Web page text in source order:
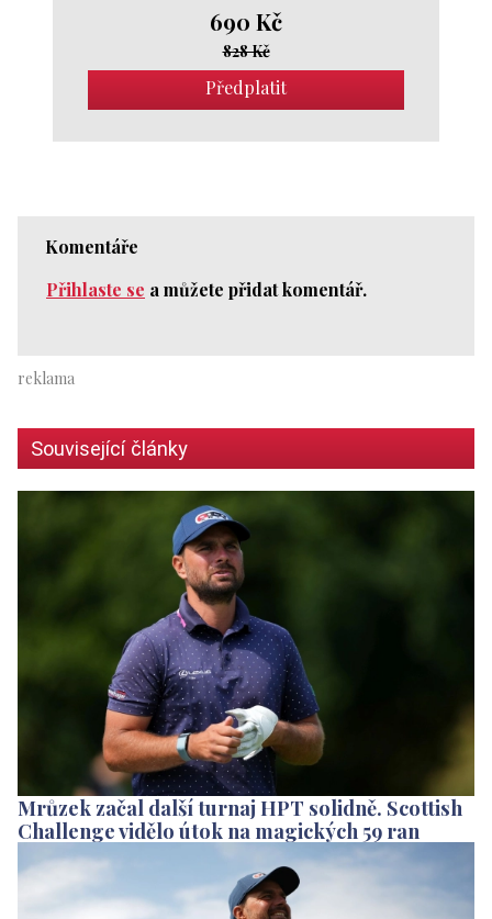
690 Kč
828 Kč
Předplatit
Komentáře
Přihlaste se a můžete přidat komentář.
Související články
Mrůzek začal další turnaj HPT solidně. Scottish
Challenge vidělo útok na magických 59 ran